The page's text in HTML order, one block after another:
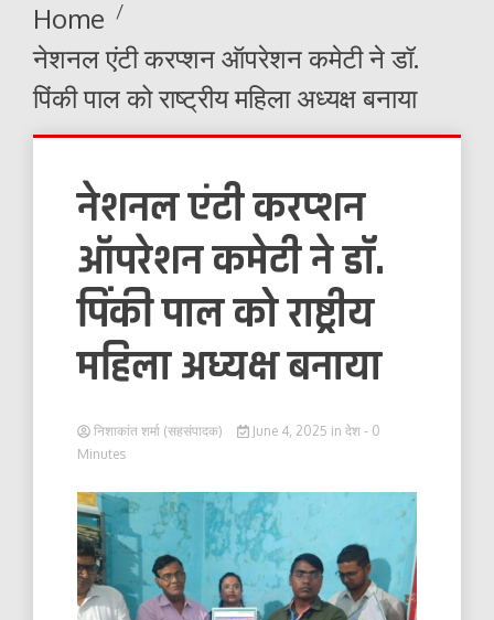
Home
नेशनल एंटी करप्शन ऑपरेशन कमेटी ने डॉ.
पिंकी पाल को राष्ट्रीय महिला अध्यक्ष बनाया
नेशनल एंटी करप्शन
ऑपरेशन कमेटी ने डॉ.
पिंकी पाल को राष्ट्रीय
महिला अध्यक्ष बनाया
निशाकांत शर्मा (सहसंपादक) June 4, 2025 in देश - 0
Minutes